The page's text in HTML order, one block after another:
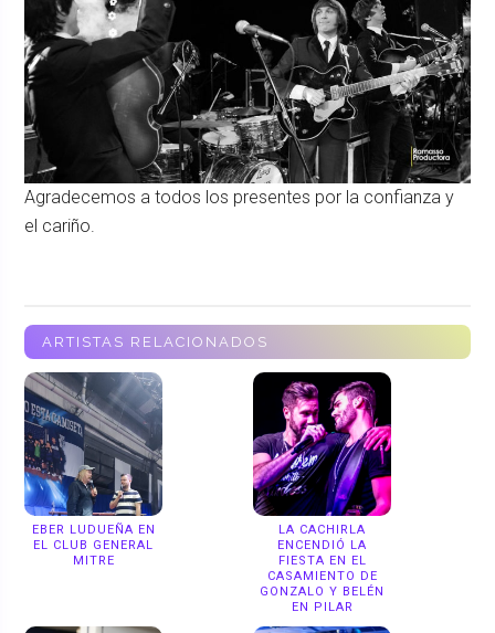
Agradecemos a todos los presentes por la confianza y
el cariño.
ARTISTAS RELACIONADOS
EBER LUDUEÑA EN
EL CLUB GENERAL
MITRE
LA CACHIRLA
ENCENDIÓ LA
FIESTA EN EL
CASAMIENTO DE
GONZALO Y BELÉN
EN PILAR